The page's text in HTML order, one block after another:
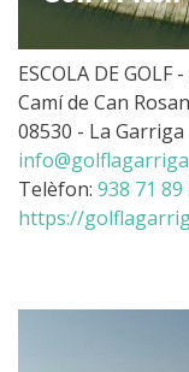
ESCOLA DE GOLF
Camí de Can
08530 - La Garriga
Telèfon: 938 71 89
https://